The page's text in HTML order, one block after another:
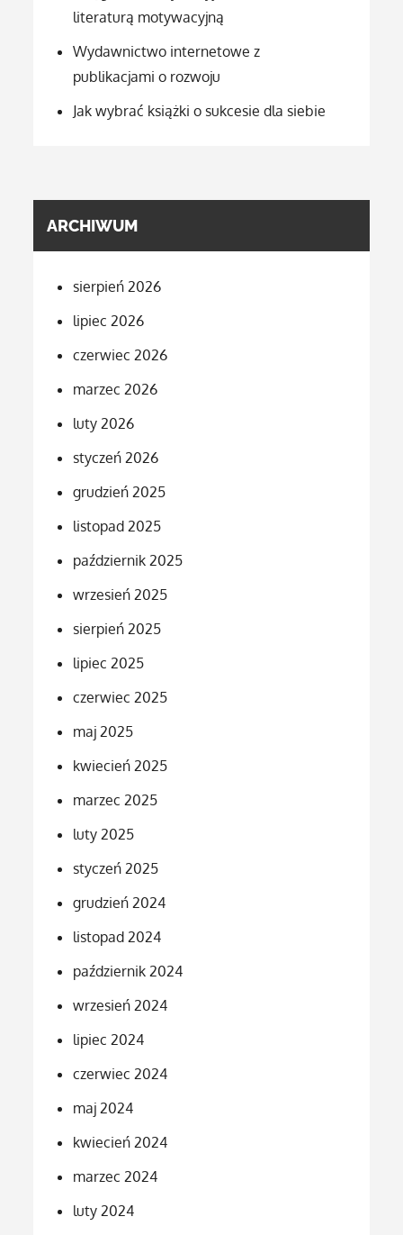
literaturą motywacyjną
Wydawnictwo internetowe z
publikacjami o rozwoju
Jak wybrać książki o sukcesie dla siebie
ARCHIWUM
sierpień 2026
lipiec 2026
czerwiec 2026
marzec 2026
luty 2026
styczeń 2026
grudzień 2025
listopad 2025
październik 2025
wrzesień 2025
sierpień 2025
lipiec 2025
czerwiec 2025
maj 2025
kwiecień 2025
marzec 2025
luty 2025
styczeń 2025
grudzień 2024
listopad 2024
październik 2024
wrzesień 2024
lipiec 2024
czerwiec 2024
maj 2024
kwiecień 2024
marzec 2024
luty 2024